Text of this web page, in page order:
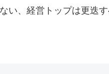
い、経営トップは更迭す